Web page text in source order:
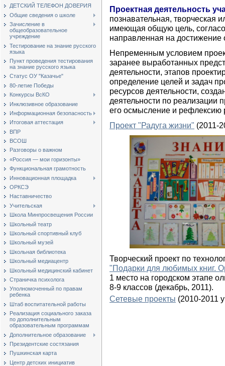
ДЕТСКИЙ ТЕЛЕФОН ДОВЕРИЯ
Общие сведения о школе
Зачисление в
общеобразовательное
учреждение
Тестирование на знание русского
языка
Пункт проведения тестирования
на знание русского языка
Статус ОУ "Казачье"
80-летие Победы
Конкурсы ВсКО
Инклюзивное образование
Информационная безопасность
Итоговая аттестация
ВПР
ВСОШ
Разговоры о важном
«Россия — мои горизонты»
Функциональная грамотность
Инновационная площадка
ОРКСЭ
Наставничество
Учительская
Школа Минпросвещения России
Школьный театр
Школьный спортивный клуб
Школьный музей
Школьная библиотека
Школьный медиацентр
Школьный медицинский кабинет
Страничка психолога
Уполномоченный по правам
ребенка
Штаб воспитательной работы
Реализация социального заказа
по дополнительным
образовательным программам
Дополнительное образование
Президентские состязания
Пушкинская карта
Центр детских инициатив
Проектная деятельность
познавательная, творческая
имеющая общую цель,
направленная на достижение
Непременным условием
заранее выработанных
деятельности, этапов
определение целей и задач
ресурсов деятельности,
деятельности по реализации
его осмысление и рефлексию
Проект "Радуга жизни" (2011-
Творческий проект по
"Подарки для любимых книг.
1 место на городском этапе
8-9 классов (декабрь, 2011).
Сетевые проекты (2010-2011